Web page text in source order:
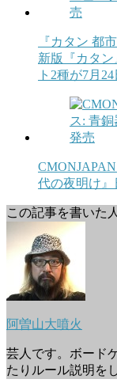
『カタン 都
新版『カタ
ト2種が7月
代の夜明け』
この記事を書いた人
阿曽山大噴火
芸人です。ボード
たりルール説明を